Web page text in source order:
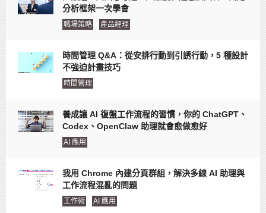
分析框架一次學會
職場策略 產品經理
時間管理 Q&A：從安排行動到引誘行動，5 種設計
不強迫計畫技巧
時間管理
養成讓 AI 復盤工作流程的習慣，你的 ChatGPT、
Codex、OpenClaw 助理就會愈做愈好
AI 應用
我用 Chrome 內建分頁群組，解決多線 AI 助理與
工作流程混亂的問題
工作術 AI 應用